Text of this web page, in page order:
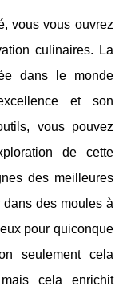
vous vous ouvrez
culinaires. La
dans le monde
et son
vous pouvez
de cette
des meilleures
des moules à
pour quiconque
seulement cela
cela enrichit